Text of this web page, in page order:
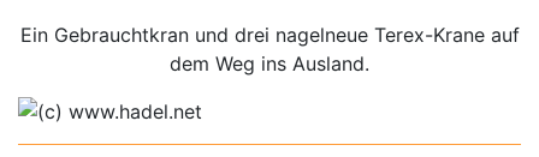
Ein Gebrauchtkran und drei nagelneue Terex-Krane auf
dem Weg ins Ausland.